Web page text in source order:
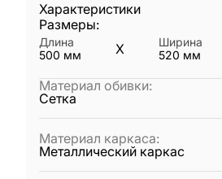
Характеристики
Размеры:
Длина
500 мм X
Ширина
520 мм
Материал обивки:
Сетка
Материал каркаса:
Металлический каркас